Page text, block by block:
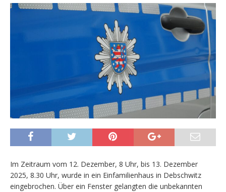
Im Zeitraum vom 12. Dezember, 8 Uhr, bis 13. Dezember
2025, 8.30 Uhr, wurde in ein Einfamilienhaus in Debschwitz
eingebrochen. Über ein Fenster gelangten die unbekannten